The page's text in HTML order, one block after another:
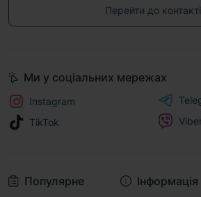
Перейти до
Популярне Інформація
Ми у соціальних мережах
Instagram
TikTok